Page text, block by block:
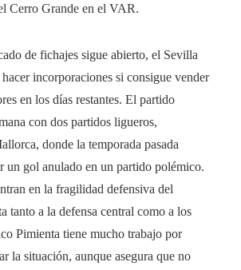
Cerro Grande en el VAR.
de fichajes sigue abierto, el Sevilla
incorporaciones si consigue vender
en los días restantes. El partido
con dos partidos ligueros,
donde la temporada pasada
un gol anulado en un partido polémico.
en la fragilidad defensiva del
tanto a la defensa central como a los
Pimienta tiene mucho trabajo por
la situación, aunque asegura que no